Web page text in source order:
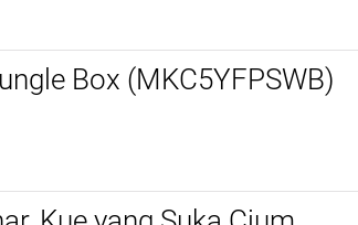
Box (MKC5YFPSWB)